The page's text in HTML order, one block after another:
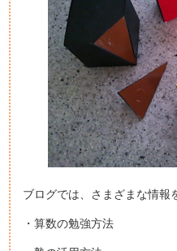
ブログでは、さまざまな情報
・算数の勉強方法